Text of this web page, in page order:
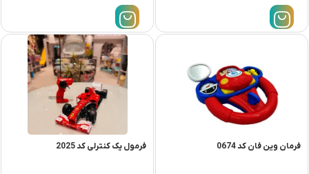
فرمان وین فان کد 0674 فرمول یک کنترلی کد 2025